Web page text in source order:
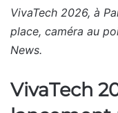
VivaTech 2026, à
place, caméra au
News.
VivaTech